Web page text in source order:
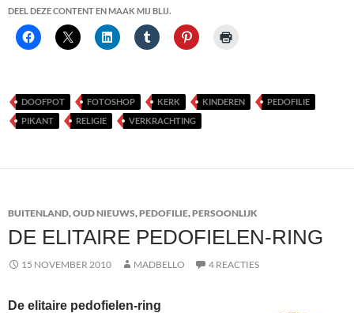
DEEL DEZE CONTENT EN MAAK MIJ BLIJ.
DOOFPOT FOTOSHOP KERK KINDEREN
PEDOFILIE
PIKANT
RELIGIE VERKRACHTING
BUITENLAND,OUD NIEUWS,PEDOFILIE,PERSOONLIJK
DE ELITAIRE PEDOFIELEN-RING
15 NOVEMBER 2010 MADBELLO 4 REACTIES
De elitaire pedofielen-ring